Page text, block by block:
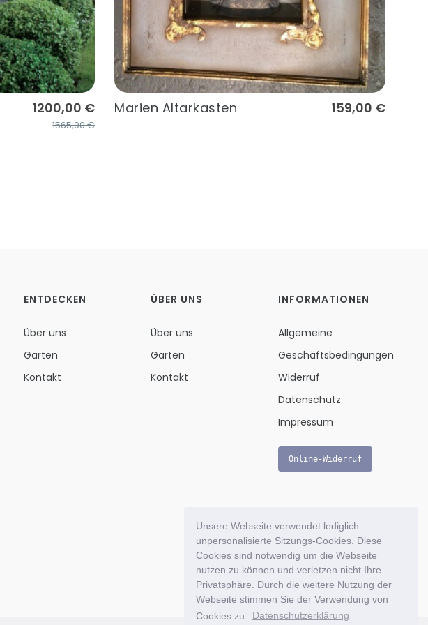
Unsere Webseite verwendet lediglich
unpersonalisierte Sitzungs-Cookies. Diese
Cookies sind notwendig um die Webseite
nutzen zu können und verletzen nicht Ihre
Privatsphäre. Durch die weitere Nutzung der
Webseite stimmen Sie der Verwendung von
Cookies zu.
Datenschutzerklärung
1200,00 €
1565,00 €
159,00 €
Marien Altarkasten
ENTDECKEN
Über uns
Garten
Kontakt
ÜBER UNS
Über uns
Garten
Kontakt
INFORMATIONEN
Allgemeine
Geschäftsbedingungen
Widerruf
Datenschutz
Impressum
Online-Widerruf